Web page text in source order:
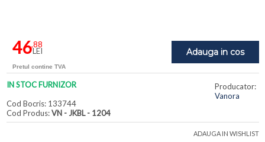
Adauga in cos
46,88
LEI
Pretul contine TVA
IN STOC FURNIZOR
Cod Bocris: 133744
Producator:
Vanora
Cod Produs:VN - JKBL - 1204
ADAUGA IN WISHLIST